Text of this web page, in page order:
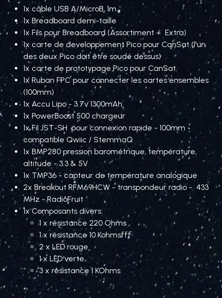
1x câble USB A/MicroB, 1m
1x Breadboard demi-taille
1x Fils pour Breadboard (Assortiment + Extra)
1x carte de developpement Pico pour CanSat (l'un
des deux Pico doit être soudé dessus)
1x carte de prototypage Pico pour CanSat.
1x Ruban FPC pour connecter les cartes ensembles
(100mm)
1x Accu Lipo - 3.7v 1300mAh
1x PowerBoost 500 chargeur
1x Fil JST-SH pour connexion rapide - 100mm -
compatible Qwiic / StemmaQ
1x BMP280 pression barométrique, température,
altitude - 3.3 & 5V
1x TMP36 - capteur de température analogique
2x Breakout RFM69HCW - transpondeur radio - 433
MHz - RadioFruit
1x Composants divers:
1 x résistance 220 Ohms
1 x résistance 10 Kohmsfff
2 x LED rouge
1 x LED verte
3 x résistance 1 KOhms